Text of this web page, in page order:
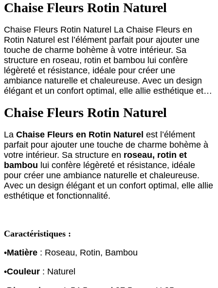
Chaise Fleurs Rotin Naturel
Chaise Fleurs Rotin Naturel La Chaise Fleurs en
Rotin Naturel est l’élément parfait pour ajouter une
touche de charme bohème à votre intérieur. Sa
structure en roseau, rotin et bambou lui confère
légèreté et résistance, idéale pour créer une
ambiance naturelle et chaleureuse. Avec un design
élégant et un confort optimal, elle allie esthétique et…
Chaise Fleurs Rotin Naturel
La Chaise Fleurs en Rotin Naturel est l’élément
parfait pour ajouter une touche de charme bohème à
votre intérieur. Sa structure en roseau, rotin et
bambou lui confère légèreté et résistance, idéale
pour créer une ambiance naturelle et chaleureuse.
Avec un design élégant et un confort optimal, elle allie
esthétique et fonctionnalité.
Caractéristiques :
•Matière : Roseau, Rotin, Bambou
•Couleur : Naturel